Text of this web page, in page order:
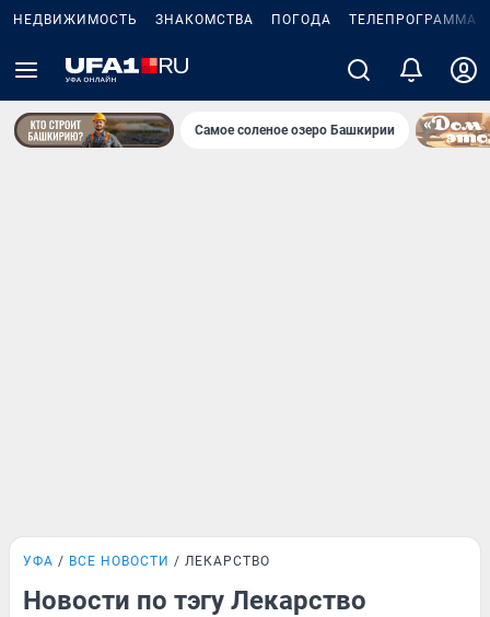
НЕДВИЖИМОСТЬ ЗНАКОМСТВА ПОГОДА ТЕЛЕПРОГРАММА
Самое соленое озеро Башкирии
УФА ВСЕ НОВОСТИ ЛЕКАРСТВО
Новости по тэгу Лекарство